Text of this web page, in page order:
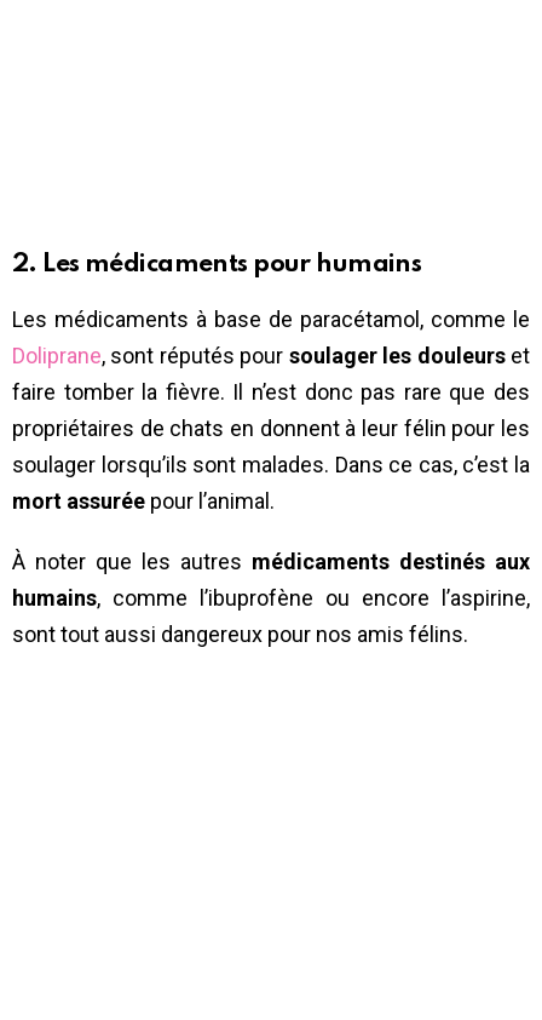
2. Les médicaments pour humains
Les médicaments à base de paracétamol, comme le
Doliprane, sont réputés pour soulager les douleurset
faire tomber la fièvre. Il n’est donc pas rare que des
propriétaires de chats en donnent à leur félin pour les
soulager lorsqu’ils sont malades. Dans ce cas, c’est la
mort assurée pour l’animal.
À noter que les autres médicaments destinés aux
humains, comme l’ibuprofène ou encore l’aspirine,
sont tout aussi dangereux pour nos amis félins.